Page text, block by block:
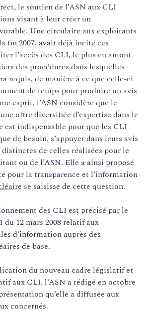
le soutien de l’ASN aux CLI
visant à leur créer un
Une circulaire aux exploitants
fin 2007, avait déjà incité ces
l’accès des CLI, le plus en amont
des procédures dans lesquelles
requis, de manière à ce que celle-ci
de temps pour produire un avis
esprit, l’ASN considère que le
offre diversifiée d’expertise dans le
est indispensable pour que les CLI
de besoin, s’appuyer dans leurs avis
de celles réalisées pour le
ou de l’ASN. Elle a ainsi proposé
pour la transparence et l’information
se saisisse de cette question.
des CLI est précisé par le
du 12 mars 2008 relatif aux
d’information auprès des
de base.
du nouveau cadre législatif et
aux CLI, l’ASN a rédigé en octobre
qu’elle a diffusée aux
concernés.